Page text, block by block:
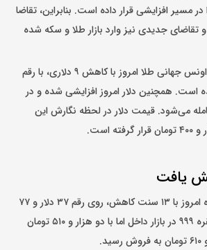
مسیر افزایشی قرار داده است. بنابراین، تقاضا
و تقاضای جدیدی نیز وارد بازار طلا و سکه شده
شایان ذکر است، قیمت اونس جهانی طلا امروز با کاهش ۹ دلاری، با رقم
است. همچنین دلار امروز افزایشی شده و در
معامله می‌شود. قیمت دلار در لحظه نگارش این
یافت
قیمت اونس جهانی نقره امروز با ۱۳ سنت کاهش،‌ روی رقم ۳۷ دلار و ۷۷
سنت قرار گرفت؛ گرم نقره ۹۹۹ در بازار داخل اما با دو هزار و ۵۱۰ تومان